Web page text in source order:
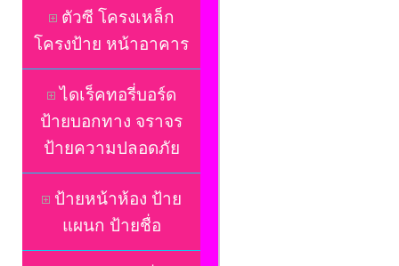
ตัวซี โครงเหล็ก
โครงป้าย หน้าอาคาร
ไดเร็คทอรี่บอร์ด
ป้ายบอกทาง จราจร
ป้ายความปลอดภัย
ป้ายหน้าห้อง ป้าย
แผนก ป้ายชื่อ